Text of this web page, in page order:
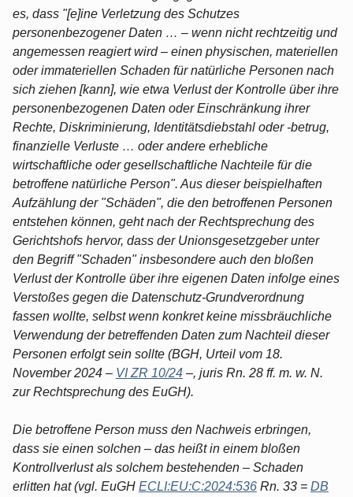
es, dass "[e]ine Verletzung des Schutzes
personenbezogener Daten … – wenn nicht rechtzeitig und
angemessen reagiert wird – einen physischen, materiellen
oder immateriellen Schaden für natürliche Personen nach
sich ziehen [kann], wie etwa Verlust der Kontrolle über ihre
personenbezogenen Daten oder Einschränkung ihrer
Rechte, Diskriminierung, Identitätsdiebstahl oder -betrug,
finanzielle Verluste … oder andere erhebliche
wirtschaftliche oder gesellschaftliche Nachteile für die
betroffene natürliche Person". Aus dieser beispielhaften
Aufzählung der "Schäden", die den betroffenen Personen
entstehen können, geht nach der Rechtsprechung des
Gerichtshofs hervor, dass der Unionsgesetzgeber unter
den Begriff "Schaden" insbesondere auch den bloßen
Verlust der Kontrolle über ihre eigenen Daten infolge eines
Verstoßes gegen die Datenschutz-Grundverordnung
fassen wollte, selbst wenn konkret keine missbräuchliche
Verwendung der betreffenden Daten zum Nachteil dieser
Personen erfolgt sein sollte (BGH, Urteil vom 18.
November 2024 – VI ZR 10/24 –, juris Rn. 28 ff. m. w. N.
zur Rechtsprechung des EuGH).
Die betroffene Person muss den Nachweis erbringen,
dass sie einen solchen – das heißt in einem bloßen
Kontrollverlust als solchem bestehenden – Schaden
erlitten hat (vgl. EuGH ECLI:EU:C:2024:536 Rn. 33 = DB